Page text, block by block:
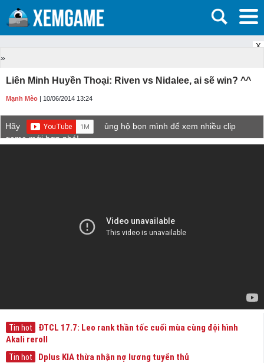
X
»
Liên Minh Huyền Thoại: Riven vs Nidalee, ai sẽ win? ^^
Mạnh Mèo | 10/06/2014 13:24
Hãy
ủng hộ bọn mình để xem nhiều clip
game mới hơn nhé!
Tin hot
ĐTCL 17.7: Leo rank thần tốc cuối mùa cùng đội hình
Akali reroll
Tin hot Dplus KIA thừa nhận nợ lương tuyển thủ